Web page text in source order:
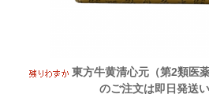
東方牛黄清心元（第2類
のご注文は即日発送